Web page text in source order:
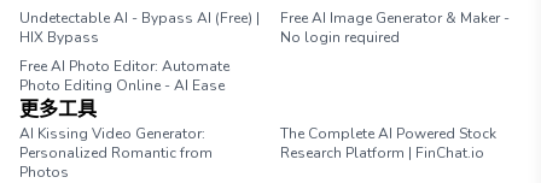
Undetectable AI - Bypass AI (Free) |
HIX Bypass
Free AI Image Generator & Maker -
No login required
Free AI Photo Editor: Automate
Photo Editing Online - AI Ease
更多工具
AI Kissing Video Generator:
Personalized Romantic from
Photos
The Complete AI Powered Stock
Research Platform | FinChat.io